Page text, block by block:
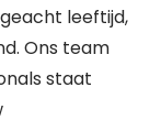
leeftijd,
Ons team
staat